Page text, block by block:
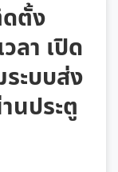
ตั้ง
ลา เปิด
ะบบส่ง
นประตู